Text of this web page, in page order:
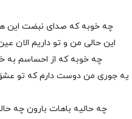
چه خوبه که صدای نبضت این
این حالی من و تو داریم الان
چه خوبه که از احساسم به
یه جوری من دوست دارم که تو
چه حالیه باهات بارون چه